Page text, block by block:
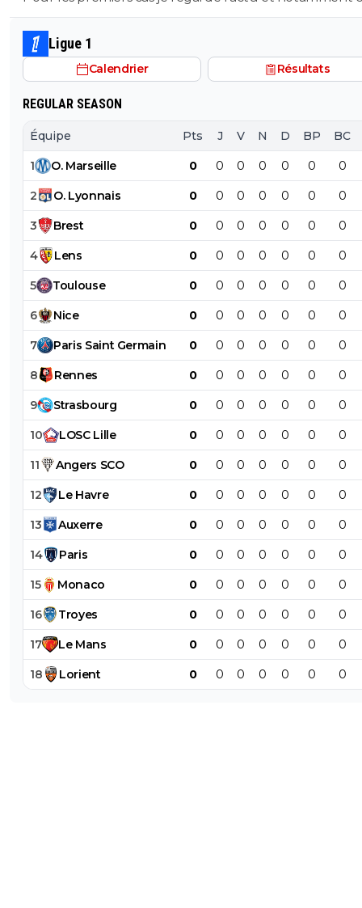
du foot. Pour le dernier, rien qu'ici il y en a pléthore. Et toi, tu
es dans quel camp, les abrutis ou ceux qui viennent
foot avec respect?
Ligue 1
Calendrier Résultats
REGULAR SEASON
Équipe Pts J V N D BP BC
1 O. Marseille 0 0 0 0 0 0 0
2 O. Lyonnais 0 0 0 0 0 0 0
3 Brest 0 0 0 0 0 0 0
4 Lens 0 0 0 0 0 0 0
5 Toulouse 0 0 0 0 0 0 0
6 Nice 0 0 0 0 0 0 0
7 Paris Saint Germain 0 0 0 0 0 0 0
8 Rennes 0 0 0 0 0 0 0
9 Strasbourg 0 0 0 0 0 0 0
10 LOSC Lille 0 0 0 0 0 0 0
11 Angers SCO 0 0 0 0 0 0 0
12 Le Havre 0 0 0 0 0 0 0
13 Auxerre 0 0 0 0 0 0 0
14 Paris 0 0 0 0 0 0 0
15 Monaco 0 0 0 0 0 0 0
16 Troyes 0 0 0 0 0 0 0
17 Le Mans 0 0 0 0 0 0 0
18 Lorient 0 0 0 0 0 0 0